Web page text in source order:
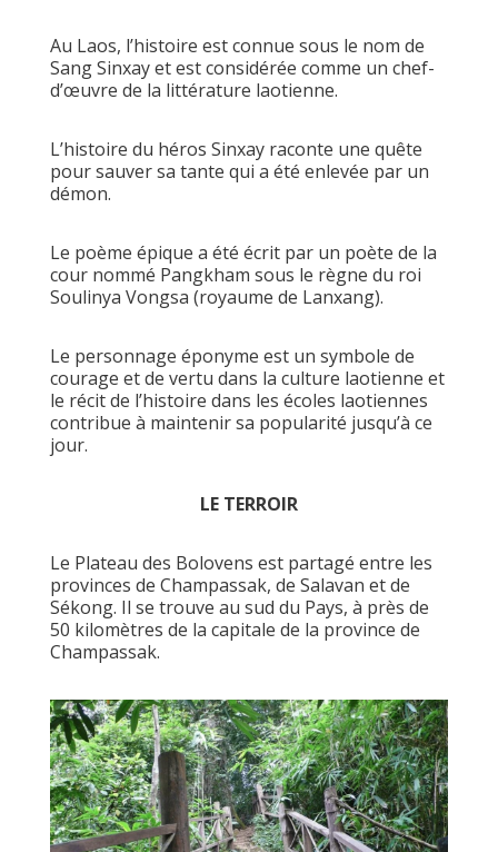
Au Laos, l’histoire est connue sous le nom de
Sang Sinxay et est considérée comme un chef-
d’œuvre de la littérature laotienne.
L’histoire du héros Sinxay raconte une quête
pour sauver sa tante qui a été enlevée par un
démon.
Le poème épique a été écrit par un poète de la
cour nommé Pangkham sous le règne du roi
Soulinya Vongsa (royaume de Lanxang).
Le personnage éponyme est un symbole de
courage et de vertu dans la culture laotienne et
le récit de l’histoire dans les écoles laotiennes
contribue à maintenir sa popularité jusqu’à ce
jour.
LE TERROIR
Le Plateau des Bolovens est partagé entre les
provinces de Champassak, de Salavan et de
Sékong. Il se trouve au sud du Pays, à près de
50 kilomètres de la capitale de la province de
Champassak.